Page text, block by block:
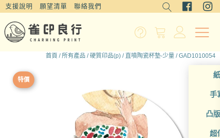
支援說明 願望清單 聯絡我們
手
凸
超
首頁 /所有產品 /硬質印品(p) / 直噴陶瓷杯墊-少量 / GAD1010054
特價